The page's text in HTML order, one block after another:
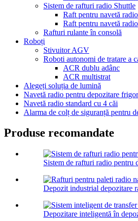
Sistem de rafturi radio Shuttle
Raft pentru navetă
Raft pentru navetă
Rafturi rulante în consolă
Roboți
Stivuitor AGV
Roboti autonomi de tratare a
ACR dublu adânc
ACR multistrat
Alegeți soluția de lumină
Navetă radio pentru depozitare
Navetă radio standard cu 4 căi
Alarma de colț de siguranță pentru
Produse recomandate
Sistem de rafturi radio pentru
Depozit industrial depozitare
Depozitare inteligentă în